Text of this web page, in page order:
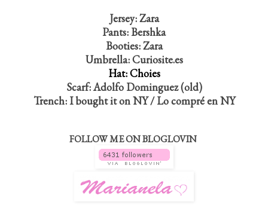
Jersey: Zara
Pants: Bershka
Booties: Zara
Umbrella: Curiosite.es
Hat: Choies
Scarf: Adolfo Dominguez (old)
Trench: I bought it on NY / Lo compré en NY
FOLLOW ME ON BLOGLOVIN